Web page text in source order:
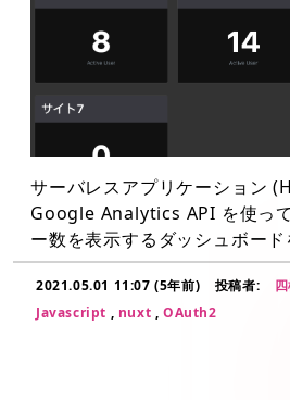
サーバレスアプリケーション
Google Analytics API を使っ
ー数を表示するダッシュボード
2021.05.01 11:07 (5年前) 投稿者:
Javascript , nuxt ,OAuth2